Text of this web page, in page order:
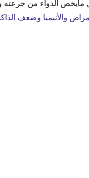
الدواء من جرعته وسعره في
والأنيميا وضعف